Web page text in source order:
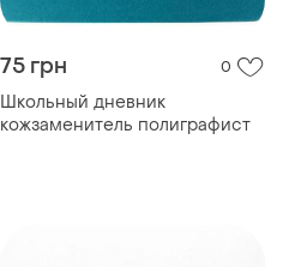
75 грн 0
Школьный дневник
кожзаменитель полиграфист